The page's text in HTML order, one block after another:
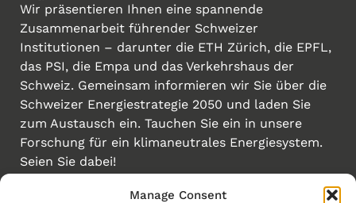
Manage Consent
Wir präsentieren Ihnen eine spannende
Zusammenarbeit führender Schweizer
Institutionen – darunter die ETH Zürich, die EPFL,
das PSI, die Empa und das Verkehrshaus der
Schweiz. Gemeinsam informieren wir Sie über die
Schweizer Energiestrategie 2050 und laden Sie
zum Austausch ein. Tauchen Sie ein in unsere
Forschung für ein klimaneutrales Energiesystem.
Seien Sie dabei!